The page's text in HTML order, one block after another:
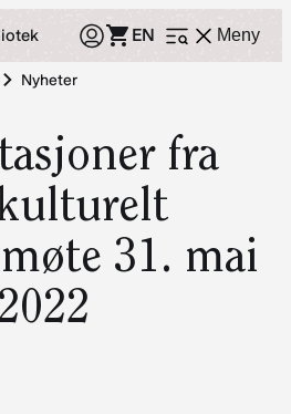
EN Meny
Åpne
Nyheter
fra
31. mai